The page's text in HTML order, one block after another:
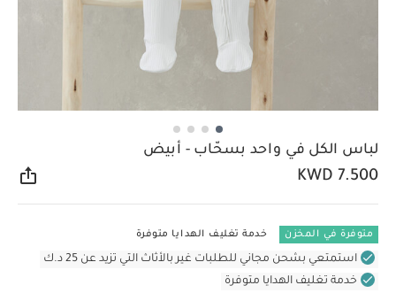
لباس الكل في واحد بسحّاب - أبيض
KWD 7.500
متوفرة في المخزن خدمة تغليف الهدايا متوفرة
استمتعي بشحن مجاني للطلبات غير بالأثاث التي تزيد عن 25 د.ك
خدمة تغليف الهدايا متوفرة